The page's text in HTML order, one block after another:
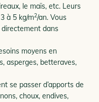
le maïs, etc. Leurs
à 5 kg/m2/an. Vous
dans
moyens en
asperges, betteraves,
se passer d’apports de
choux, endives,